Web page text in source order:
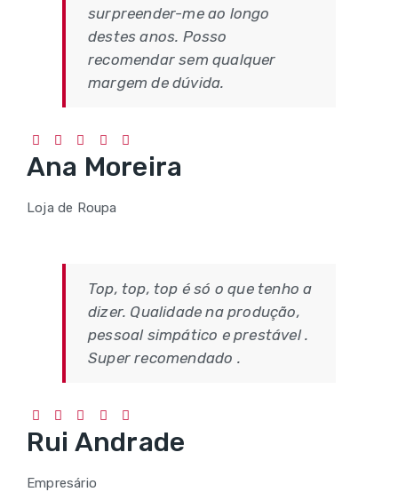
surpreender-me ao longo
destes anos. Posso
recomendar sem qualquer
margem de dúvida.
Ana Moreira
Loja de Roupa
Top, top, top é só o que tenho a
dizer. Qualidade na produção,
pessoal simpático e prestável .
Super recomendado .
Rui Andrade
Empresário